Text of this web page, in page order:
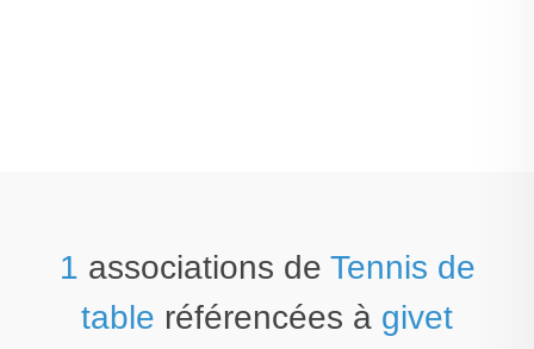
1 associations de Tennis de
table référencées à givet